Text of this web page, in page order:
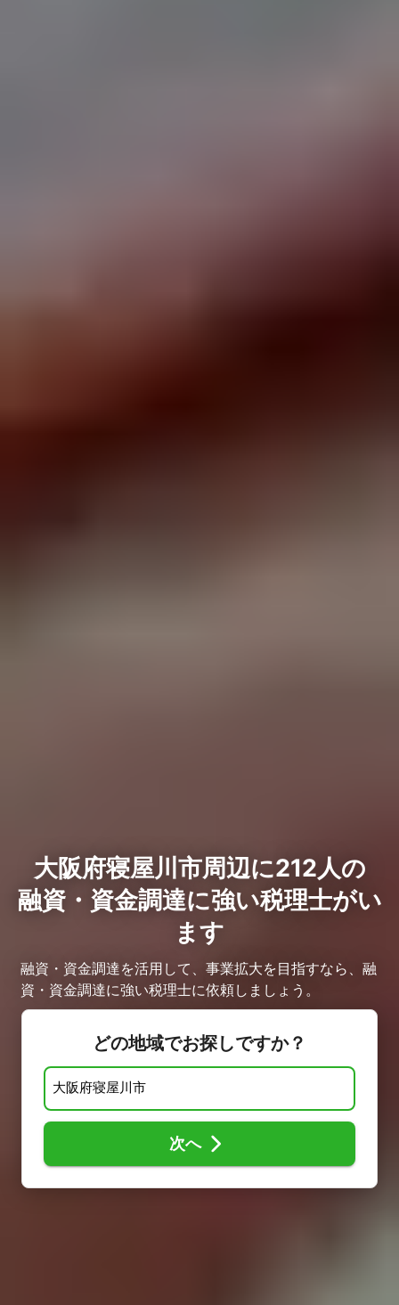
大阪府寝屋川市周辺に212人の
融資・資金調達に強い税理士がい
ます
融資・資金調達を活用して、事業拡大を目指すなら、融
資・資金調達に強い税理士に依頼しましょう。
どの地域でお探しですか？
次へ